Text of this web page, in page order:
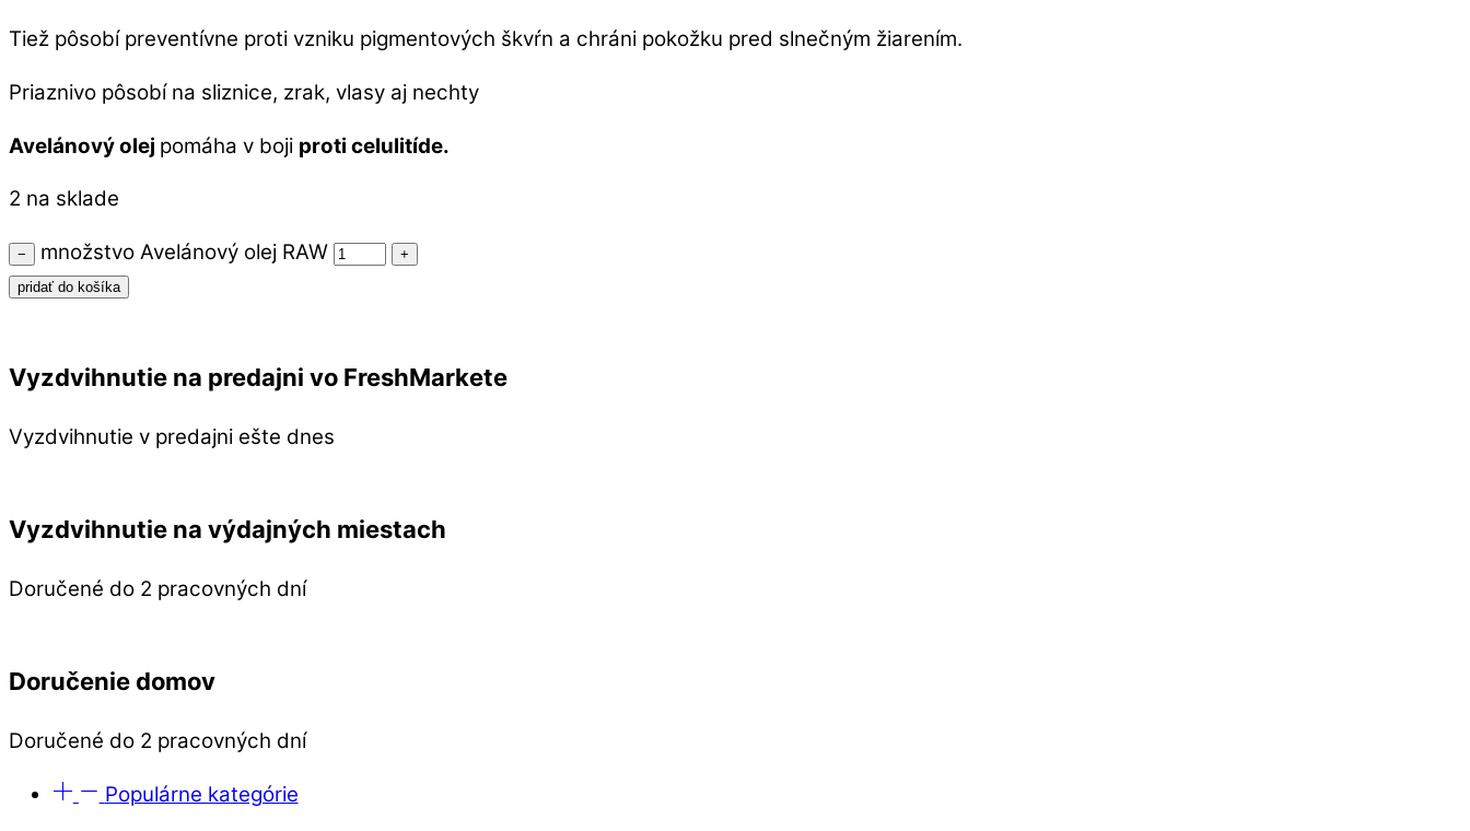
Tiež pôsobí preventívne proti vzniku pigmentových škvŕn a chráni pokožku pred slnečným žiarením.
Priaznivo pôsobí na sliznice, zrak, vlasy aj nechty
Avelánový olej pomáha v boji proti celulitíde.
2 na sklade
− množstvo Avelánový olej RAW
+
pridať do košíka
Vyzdvihnutie na predajni vo FreshMarkete
Vyzdvihnutie v predajni ešte dnes
Vyzdvihnutie na výdajných miestach
Doručené do 2 pracovných dní
Doručenie domov
Doručené do 2 pracovných dní
Populárne kategórie